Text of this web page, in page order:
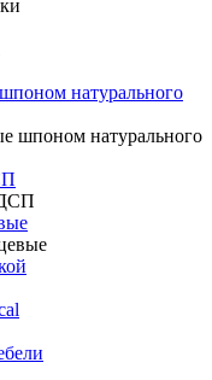
натурального